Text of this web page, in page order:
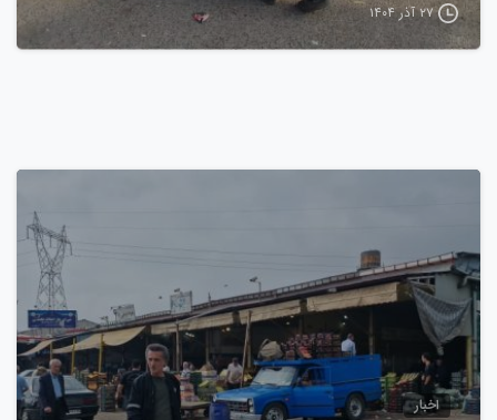
۲۷ آذر ۱۴۰۴
اخبار